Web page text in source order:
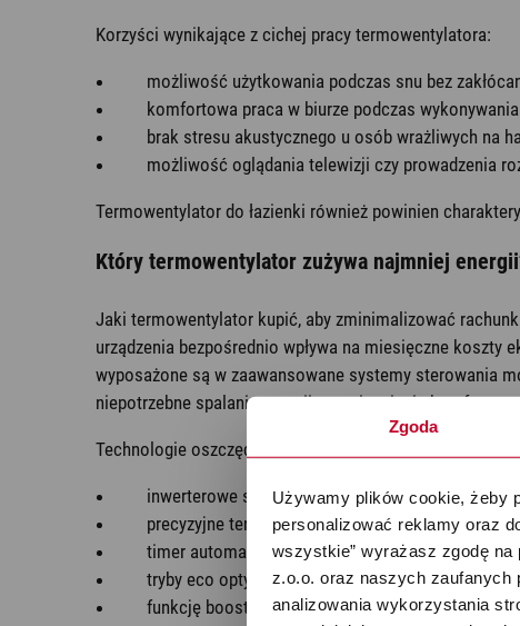
Zgoda
Używamy plików cookie, żeby
personalizować reklamy oraz
wszystkie” wyrażasz zgodę
z.o.o. oraz naszych zaufanych
analizowania wykorzystania
Korzyści wynikające z cichej pracy termowentylatora:
możliwość użytkowania podczas snu bez
komfortowa praca w biurze podczas
brak stresu akustycznego u osób wrażliwych na
możliwość oglądania telewizji czy prowadzenia
Termowentylator do łazienki również powinien
Który termowentylator zużywa najmniej
Jaki termowentylator kupić, aby zminimalizować
urządzenia bezpośrednio wpływa na miesięczne
wyposażone są w zaawansowane systemy sterowania
niepotrzebne spalanie energii po osiągnięciu
Technologie oszczędzające energię obejmują:
inwerterowe sterowanie mocą dostosowujące
precyzyjne termostaty utrzymujące stałą
timer automatycznie wyłączający urządzenie po
tryby eco optymalizujące zużycie energii;
funkcję boost zapewniającą szybkie nagrzanie